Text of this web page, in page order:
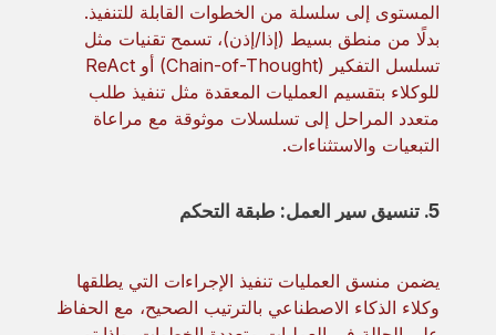
المستوى إلى سلسلة من الخطوات القابلة للتنفيذ.
بدلًا من منطق بسيط (إذا/إذن)، تسمح تقنيات مثل
تسلسل التفكير (Chain-of-Thought) أو ReAct
للوكلاء بتقسيم العمليات المعقدة مثل تنفيذ طلب
متعدد المراحل إلى تسلسلات موثوقة مع مراعاة
التبعيات والاستثناءات.
5. تنسيق سير العمل: طبقة التحكم
يضمن منسق العمليات تنفيذ الإجراءات التي يطلقها
وكلاء الذكاء الاصطناعي بالترتيب الصحيح، مع الحفاظ